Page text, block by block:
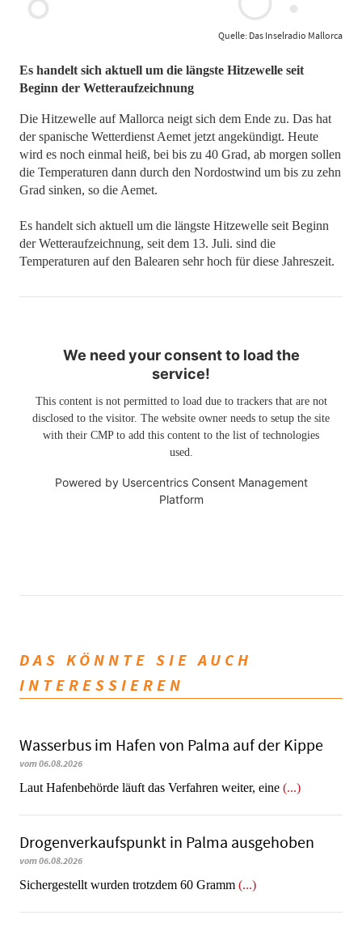
Quelle: Das Inselradio Mallorca
Es handelt sich aktuell um die längste Hitzewelle seit
Beginn der Wetteraufzeichnung
Die Hitzewelle auf Mallorca neigt sich dem Ende zu. Das hat
der spanische Wetterdienst Aemet jetzt angekündigt. Heute
wird es noch einmal heiß, bei bis zu 40 Grad, ab morgen sollen
die Temperaturen dann durch den Nordostwind um bis zu zehn
Grad sinken, so die Aemet.
Es handelt sich aktuell um die längste Hitzewelle seit Beginn
der Wetteraufzeichnung, seit dem 13. Juli. sind die
Temperaturen auf den Balearen sehr hoch für diese Jahreszeit.
We need your consent to load the
service!
This content is not permitted to load due to trackers that are not
disclosed to the visitor. The website owner needs to setup the site
with their CMP to add this content to the list of technologies
used.
Powered by Usercentrics Consent Management
Platform
DAS KÖNNTE SIE AUCH
INTERESSIEREN
Wasserbus im Hafen von Palma auf der Kippe
vom 06.08.2026
Laut Hafenbehörde läuft das Verfahren weiter, eine (...)
Dro­gen­ver­kaufs­punkt in Palma ausgehoben
vom 06.08.2026
​​​​​​​Sichergestellt wurden trotzdem 60 Gramm (...)